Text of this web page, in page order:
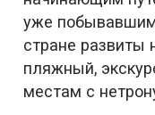
уже побывавшим
стране развиты
пляжный,
местам с